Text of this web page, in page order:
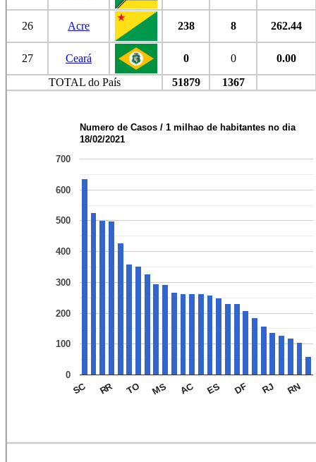
26 Acre 238 8 262.44
27 Ceará 0 0
0.00
TOTAL do País
51879 1367
Numero de Casos / 1 milhao de habitantes no dia
18/02/2021
SC RR TO MS AC ES DF RJ RN
0
100
200
300
400
500
600
700